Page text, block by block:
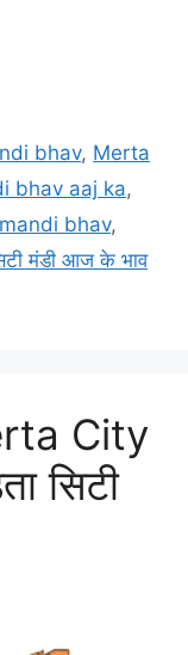
bhav, Merta
bhav aaj ka,
bhav,
मंडी आज के भाव
City
सिटी